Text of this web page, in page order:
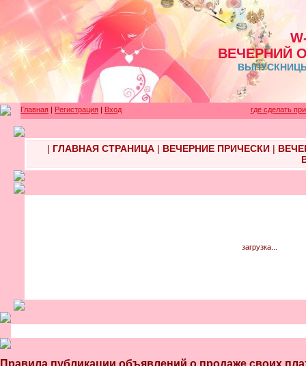
ВЕЧЕРНИЙ
Главная | Регистрация | Вход где сделать
| ГЛАВНАЯ СТРАНИЦА| ВЕЧЕРНИЕ ПРИЧЕСКИ|
загрузка...
Правила публикации объявлений о продаже